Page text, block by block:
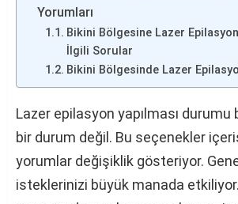
Yorumları
Bikini Bölgesine Lazer
İlgili Sorular
Bikini Bölgesinde Lazer
Lazer epilasyon yapılması durumu
bir durum değil. Bu seçenekler
yorumlar değişiklik gösteriyor.
isteklerinizi büyük manada